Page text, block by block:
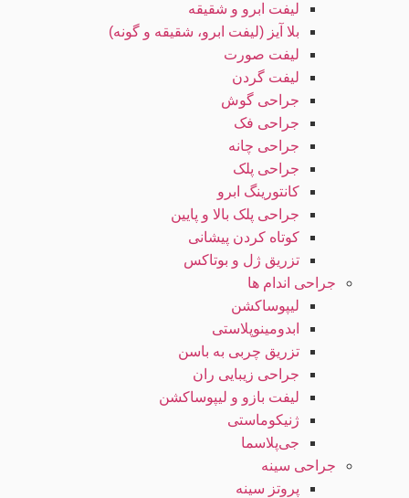
لیفت ابرو و شقیقه
بلا آیز (لیفت ابرو، شقیقه و گونه)
لیفت صورت
لیفت گردن
جراحی گوش
جراحی فک
جراحی چانه
جراحی پلک
کانتورینگ ابرو
جراحی پلک بالا و پایین
کوتاه کردن پیشانی
تزریق ژل و بوتاکس
جراحی اندام ها
لیپوساکشن
ابدومینوپلاستی
تزریق چربی به باسن
جراحی زیبایی ران
لیفت بازو و لیپوساکشن
ژنیکوماستی
جی‌پلاسما
جراحی سینه
پروتز سینه